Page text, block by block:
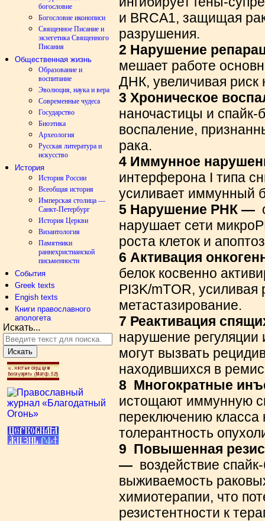
богословие
Богословие иконописи
Священное Писание и
экзегетика Священного
Писания
Общественная жизнь
Образование и
воспитание
Эволюция, наука и вера
Современные чудеса
Государство
Биоэтика
Археология
Русская литература и
искусство
История
История России
Всеобщая история
Имперская столица —
Санкт-Петербург
История Церкви
Византология
Памятники
раннехристианской
письменности
События
Greek texts
Engish texts
Книги православного
апологета
Искать...
Искать
и BRCA1, защищая
разрушения.
2 Нарушение
мешает работе
ДНК, увеличивая
3 Хроническое
наночастицы и спайк-
воспаление,
рака.
4 Иммунное
интерферона I типа
усиливает иммунный
5 Нарушение РНК —
нарушает сети
роста клеток и
6 Активация
белок косвенно
PI3K/mTOR, усиливая
метастазирование.
7 Реактивация
нарушение регуляции
могут вызвать
находившихся в
8 Многократные
истощают иммунную
переключению
толерантность
9 Повышенная
— воздействие
выживаемость
химиотерапии, что
резистентности к